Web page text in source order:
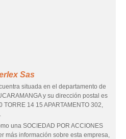
Sas
situada en el departamento de
y su dirección postal es
TORRE 14 15 APARTAMENTO 302,
una SOCIEDAD POR ACCIONES
más información sobre esta empresa,